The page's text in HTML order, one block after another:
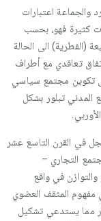
اعتبارات
كثيرة فهو، بحسب
(الفطرية) الى الحالة
تعاقدي مع أطراف
تكوين مجتمع سياسي
المدني تبلور بشكل
في القرن التاسع عشر
التجاري –
في واقع
مفهوم المثقف العضوي
مما يستدعي تشكيل